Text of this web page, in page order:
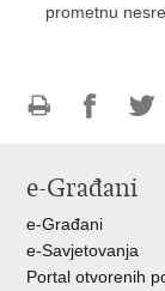
prometnu
Facebooku
e-Građani
e-Građani
e-Savjetovanja
Portal otvorenih